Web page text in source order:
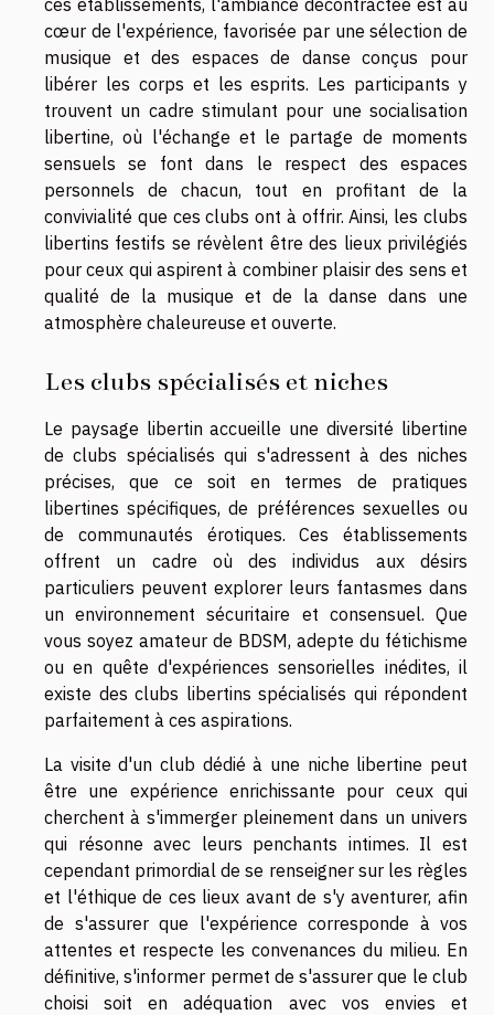
ces établissements, l'ambiance décontractée est au
cœur de l'expérience, favorisée par une sélection de
musique et des espaces de danse conçus pour
libérer les corps et les esprits. Les participants y
trouvent un cadre stimulant pour une socialisation
libertine, où l'échange et le partage de moments
sensuels se font dans le respect des espaces
personnels de chacun, tout en profitant de la
convivialité que ces clubs ont à offrir. Ainsi, les clubs
libertins festifs se révèlent être des lieux privilégiés
pour ceux qui aspirent à combiner plaisir des sens et
qualité de la musique et de la danse dans une
atmosphère chaleureuse et ouverte.
Les clubs spécialisés et niches
Le paysage libertin accueille une diversité libertine
de clubs spécialisés qui s'adressent à des niches
précises, que ce soit en termes de pratiques
libertines spécifiques, de préférences sexuelles ou
de communautés érotiques. Ces établissements
offrent un cadre où des individus aux désirs
particuliers peuvent explorer leurs fantasmes dans
un environnement sécuritaire et consensuel. Que
vous soyez amateur de BDSM, adepte du fétichisme
ou en quête d'expériences sensorielles inédites, il
existe des clubs libertins spécialisés qui répondent
parfaitement à ces aspirations.
La visite d'un club dédié à une niche libertine peut
être une expérience enrichissante pour ceux qui
cherchent à s'immerger pleinement dans un univers
qui résonne avec leurs penchants intimes. Il est
cependant primordial de se renseigner sur les règles
et l'éthique de ces lieux avant de s'y aventurer, afin
de s'assurer que l'expérience corresponde à vos
attentes et respecte les convenances du milieu. En
définitive, s'informer permet de s'assurer que le club
choisi soit en adéquation avec vos envies et